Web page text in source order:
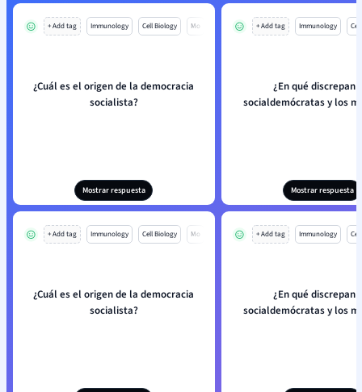
+ Add tag Immunology Cell Biology Mo
¿Cuál es el origen de la democracia
socialista?
Mostrar respuesta
+ Add tag Immunology
¿En qué discrepan
socialdemócratas y los
Mostrar respuesta
+ Add tag Immunology Cell Biology Mo
¿Cuál es el origen de la democracia
socialista?
+ Add tag Immunology
¿En qué discrepan
socialdemócratas y los